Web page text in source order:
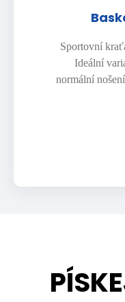
Sportovní
Ideální
normální